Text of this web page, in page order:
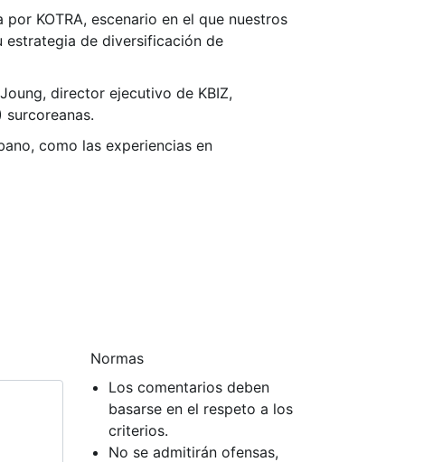
KOTRA, escenario en el que nuestros
estrategia de diversificación de
director ejecutivo de KBIZ,
surcoreanas.
como las experiencias en
Normas
Los comentarios deben
basarse en el respeto a los
criterios.
No se admitirán ofensas,